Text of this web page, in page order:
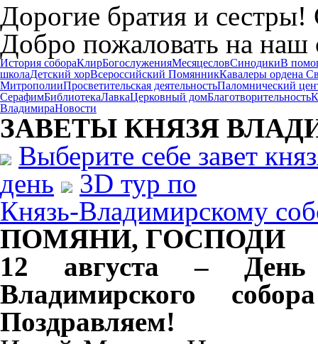
Дорогие братия и
Добро пожаловать на наш
История собораКлирБогослуженияМесяцесловСинодикиВ
школаДетский хорВсероссийский ПомянникКавалеры ордена
МитрополииПросветительская деятельностьПаломнический
СерафимБиблиотекаЛавкаЦерковный домБлаготворительность
ВладимираНовости
ЗАВЕТЫ КНЯЗЯ
Выберите себе завет
день
3D тур по
Князь-Владимирскому
ПОМЯНИ, ГОСПОДИ
12 августа – День
Владимирского
Поздравляем!